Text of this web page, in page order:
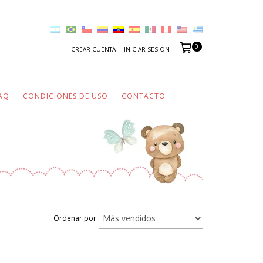
CREAR CUENTA INICIAR SESIÓN 0
CONDICIONES DE USO CONTACTO
Ordenar por